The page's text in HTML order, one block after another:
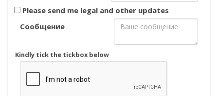
Please send me legal and other updates
Сообщение
Kindly tick the tickbox below